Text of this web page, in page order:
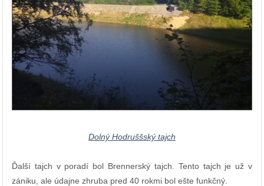
Dolný Hodruššský tajch
Ďalší tajch v poradí bol Brennerský tajch. Tento tajch je už v
zániku, ale údajne zhruba pred 40 rokmi bol ešte funkčný.